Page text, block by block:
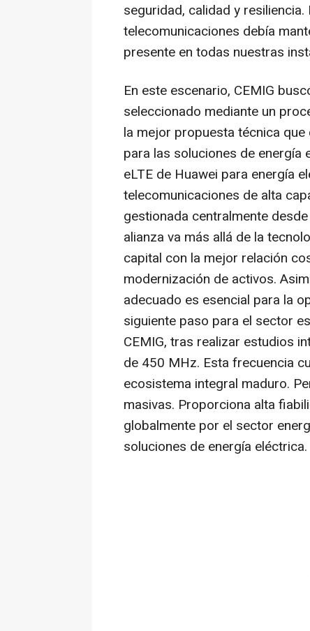
seguridad, calidad y
telecomunicaciones debía
presente en todas nuestras
En este escenario, CEMIG
seleccionado mediante un
la mejor propuesta técnica
para las soluciones de energía
eLTE de Huawei para energía
telecomunicaciones de alta
gestionada centralmente
alianza va más allá de la
capital con la mejor relación
modernización de activos.
adecuado es esencial para la
siguiente paso para el sector
CEMIG, tras realizar estudios
de 450 MHz. Esta frecuencia
ecosistema integral maduro.
masivas. Proporciona alta
globalmente por el sector
soluciones de energía eléctrica.